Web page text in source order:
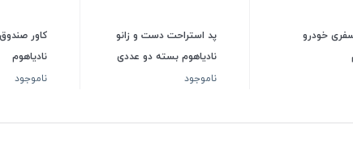
خودرو
پد استراحت دست و زانو
نادیاهوم بسته دو عددی
ناموجود
کاور
نادیاهوم
ناموجود